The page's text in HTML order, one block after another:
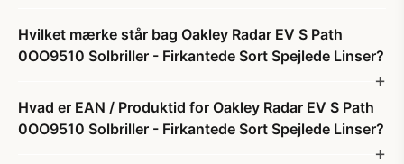
Hvilket mærke står bag Oakley Radar EV S Path
0OO9510 Solbriller - Firkantede Sort Spejlede Linser?
Hvad er EAN / Produktid for Oakley Radar EV S Path
0OO9510 Solbriller - Firkantede Sort Spejlede Linser?